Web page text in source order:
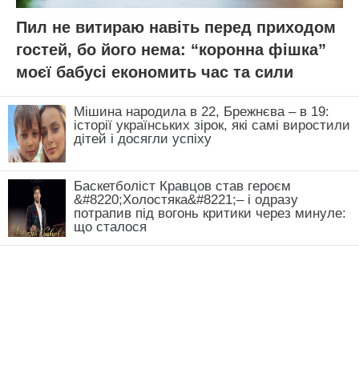
Пил не витираю навіть перед приходом
гостей, бо його нема: “коронна фішка”
моєї бабусі економить час та сили
Мішина народила в 22, Брежнєва – в 19:
історії українських зірок, які самі виростили
дітей і досягли успіху
Баскетболіст Кравцов став героєм
&#8220;Холостяка&#8221;– і одразу
потрапив під вогонь критики через минуле:
що сталося